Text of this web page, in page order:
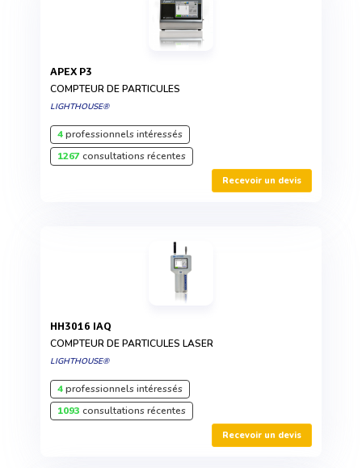
APEX P3
COMPTEUR DE PARTICULES
LIGHTHOUSE®
4professionnels intéressés
1267consultations récentes
Recevoir un devis
HH3016 IAQ
COMPTEUR DE PARTICULES LASER
LIGHTHOUSE®
4professionnels intéressés
1093 consultations récentes
Recevoir un devis